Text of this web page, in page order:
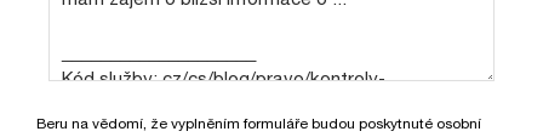
Beru na vědomí, že vyplněním formuláře budou poskytnuté osobní